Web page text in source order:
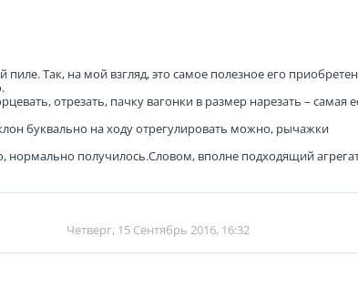
Так, на мой взгляд, это самое полезное его
отрезать, пачку вагонки в размер нарезать – самая
буквально на ходу отрегулировать можно, рычажки
получилось.Словом, вполне подходящий
Четверг, 15 Сентябрь 2016, 16:32